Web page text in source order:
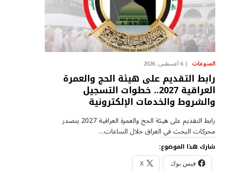
المنوعات 6 أغسطس، 2026
رابط التقديم على هيئة الحج والعمرة
العراقية 2027.. خطوات التسجيل
والشروط والخدمات الإلكترونية
رابط التقديم على هيئة الحج والعمرة العراقية 2027 يتصدر
محركات البحث في العراق خلال الساعات…
شارك هذا الموضوع:
فيس بوك X